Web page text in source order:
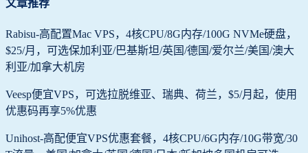
文章推荐
Rabisu-高配置Mac VPS，4核CPU/8G内存/100G NVMe硬盘，
$25/月，可选保加利亚/巴基斯坦/英国/德国/爱尔兰/美国/澳大
利亚/加拿大机房
Veesp便宜VPS，可选拉脱维亚、瑞典、荷兰，$5/月起，使用
优惠码再享5%优惠
Unihost-高配便宜VPS优惠套餐，4核CPU/6G内存/10G带宽/30